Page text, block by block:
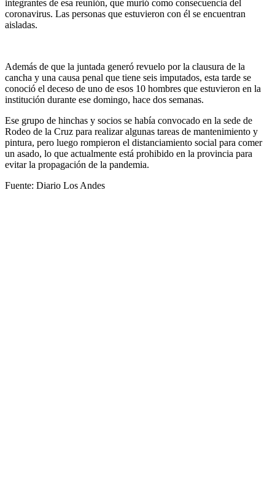
integrantes de esa reunión, que murió como consecuencia del
coronavirus. Las personas que estuvieron con él se encuentran
aisladas.
Además de que la juntada generó revuelo por la clausura de la
cancha y una causa penal que tiene seis imputados, esta tarde se
conoció el deceso de uno de esos 10 hombres que estuvieron en la
institución durante ese domingo, hace dos semanas.
Ese grupo de hinchas y socios se había convocado en la sede de
Rodeo de la Cruz para realizar algunas tareas de mantenimiento y
pintura, pero luego rompieron el distanciamiento social para comer
un asado, lo que actualmente está prohibido en la provincia para
evitar la propagación de la pandemia.
Fuente: Diario Los Andes